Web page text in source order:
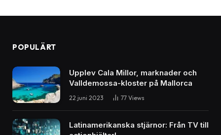
Utforska popmusikens
drottningar: Framstående
världen
Bypeter 11 februari 2024
Inga kommentarer
4 Mins Read